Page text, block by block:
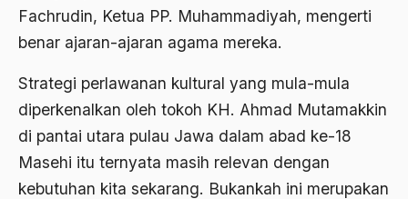
Fachrudin, Ketua PP. Muhammadiyah, mengerti
benar ajaran-ajaran agama mereka.
Strategi perlawanan kultural yang mula-mula
diperkenalkan oleh tokoh KH. Ahmad Mutamakkin
di pantai utara pulau Jawa dalam abad ke-18
Masehi itu ternyata masih relevan dengan
kebutuhan kita sekarang. Bukankah ini merupakan
Allah
ALmanak
Alternatif Moral
Alternatif Nilai
Alumni Sayid Al-Maliki